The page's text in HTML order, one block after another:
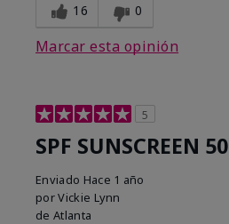
16 0
Marcar esta opinión
5
SPF SUNSCREEN 50
Enviado Hace 1 año
porVickie Lynn
de Atlanta